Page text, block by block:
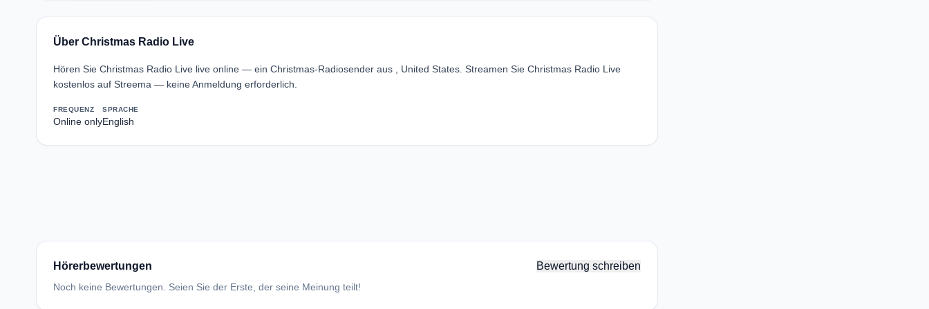
Über Christmas Radio Live
Hören Sie Christmas Radio Live live online — ein Christmas-Radiosender aus , United States. Streamen Sie Christmas Radio Live
kostenlos auf Streema — keine Anmeldung erforderlich.
FREQUENZ
Online only
SPRACHE
English
Hörerbewertungen Bewertung schreiben
Noch keine Bewertungen. Seien Sie der Erste, der seine Meinung teilt!